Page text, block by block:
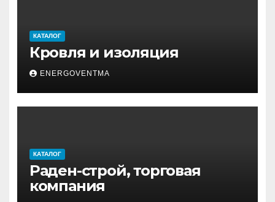
КАТАЛОГ
Кровля и изоляция
ENERGOVENTMA
КАТАЛОГ
Раден-строй, торговая
компания